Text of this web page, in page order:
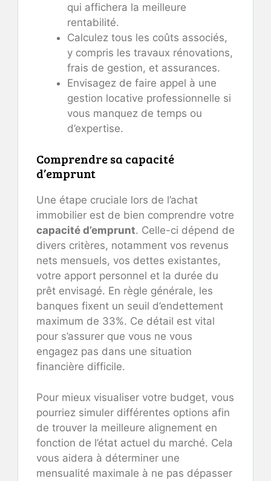
qui affichera la meilleure
rentabilité.
Calculez tous les coûts associés,
y compris les travaux rénovations,
frais de gestion, et assurances.
Envisagez de faire appel à une
gestion locative professionnelle si
vous manquez de temps ou
d’expertise.
Comprendre sa capacité
d’emprunt
Une étape cruciale lors de l’achat
immobilier est de bien comprendre votre
capacité d’emprunt. Celle-ci dépend de
divers critères, notamment vos revenus
nets mensuels, vos dettes existantes,
votre apport personnel et la durée du
prêt envisagé. En règle générale, les
banques fixent un seuil d’endettement
maximum de 33%. Ce détail est vital
pour s’assurer que vous ne vous
engagez pas dans une situation
financière difficile.
Pour mieux visualiser votre budget, vous
pourriez simuler différentes options afin
de trouver la meilleure alignement en
fonction de l’état actuel du marché. Cela
vous aidera à déterminer une
mensualité maximale à ne pas dépasser